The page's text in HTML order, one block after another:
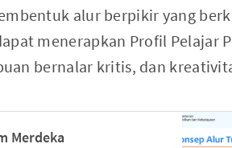
alur berpikir yang
menerapkan Profil Pelajar
bernalar kritis, dan
Merdeka